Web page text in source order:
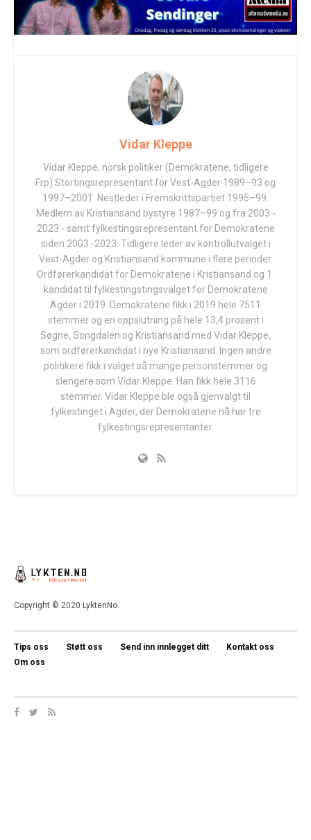
Vidar Kleppe
Vidar Kleppe, norsk politiker (Demokratene, tidligere
Frp) Stortingsrepresentant for Vest-Agder 1989–93 og
1997–2001. Nestleder i Fremskrittspartiet 1995–99.
Medlem av Kristiansand bystyre 1987–99 og fra 2003 -
2023 - samt fylkestingsrepresentant for Demokratene
siden 2003 -2023. Tidligere leder av kontrollutvalget i
Vest-Agder og Kristiansand kommune i flere perioder.
Ordførerkandidat for Demokratene i Kristiansand og 1.
kandidat til fylkestingstingsvalget for Demokratene
Agder i 2019. Demokratene fikk i 2019 hele 7511
stemmer og en oppslutning på hele 13,4 prosent i
Søgne, Songdalen og Kristiansand med Vidar Kleppe,
som ordførerkandidat i nye Kristiansand. Ingen andre
politikere fikk i valget så mange personstemmer og
slengere som Vidar Kleppe. Han fikk hele 3116
stemmer. Vidar Kleppe ble også gjenvalgt til
fylkestinget i Agder, der Demokratene nå har tre
fylkestingsrepresentanter.
Copyright © 2020 LyktenNo.
Tips oss Støtt oss Send inn innlegget ditt
Kontakt oss
Om oss